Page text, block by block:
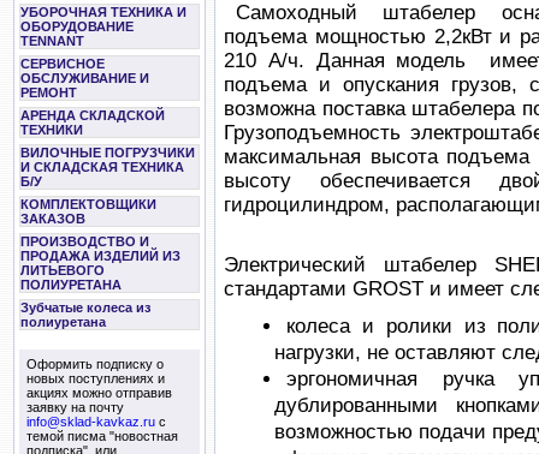
УБОРОЧНАЯ ТЕХНИКА И
ОБОРУДОВАНИЕ
TENNANT
СЕРВИСНОЕ
ОБСЛУЖИВАНИЕ И
РЕМОНТ
АРЕНДА СКЛАДСКОЙ
ТЕХНИКИ
ВИЛОЧНЫЕ ПОГРУЗЧИКИ
И СКЛАДСКАЯ ТЕХНИКА
Б/У
КОМПЛЕКТОВЩИКИ
ЗАКАЗОВ
ПРОИЗВОДСТВО И
ПРОДАЖА ИЗДЕЛИЙ ИЗ
ЛИТЬЕВОГО
ПОЛИУРЕТАНА
Зубчатые колеса из
полиуретана
Оформить подписку о
новых поступлениях и
акциях можно отправив
заявку на почту
info@sklad-kavkaz.ruс
темой писма "новостная
подписка", или
Самоходный штабелер
подъема мощностью 2,2кВт и
210 А/ч. Данная модель
подъема и опускания грузов,
возможна поставка штабелера
Грузоподъемность
максимальная высота
высоту обеспечивается
гидроцилиндром,
Электрический штабелер
стандартами GROST и имеет
колеса и ролики из
нагрузки, не оставляют
эргономичная ручка
дублированными
возможностью подачи